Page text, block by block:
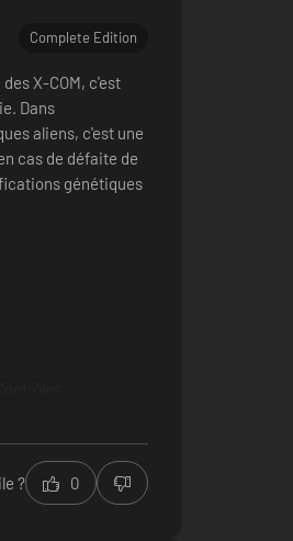
Complete Edition
X-COM, c'est
Dans
aliens, c'est une
cas de défaite de
génétiques
? 0